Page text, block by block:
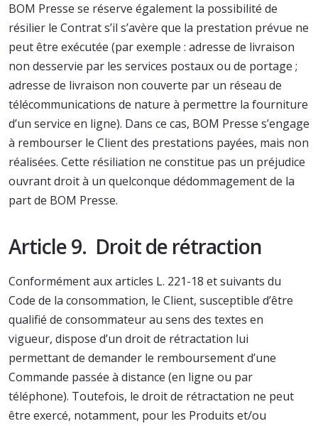
BOM Presse se réserve également la possibilité de
résilier le Contrat s’il s’avère que la prestation prévue ne
peut être exécutée (par exemple : adresse de livraison
non desservie par les services postaux ou de portage ;
adresse de livraison non couverte par un réseau de
télécommunications de nature à permettre la fourniture
d’un service en ligne). Dans ce cas, BOM Presse s’engage
à rembourser le Client des prestations payées, mais non
réalisées. Cette résiliation ne constitue pas un préjudice
ouvrant droit à un quelconque dédommagement de la
part de BOM Presse.
Article 9. Droit de rétraction
Conformément aux articles L. 221-18 et suivants du
Code de la consommation, le Client, susceptible d’être
qualifié de consommateur au sens des textes en
vigueur, dispose d’un droit de rétractation lui
permettant de demander le remboursement d’une
Commande passée à distance (en ligne ou par
téléphone). Toutefois, le droit de rétractation ne peut
être exercé, notamment, pour les Produits et/ou